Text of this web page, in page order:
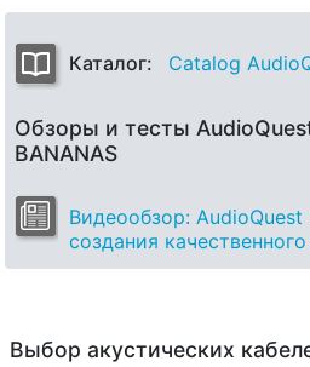
Каталог: Catalog
Обзоры и тесты
BANANAS
Видеообзор:
создания
Выбор акустических